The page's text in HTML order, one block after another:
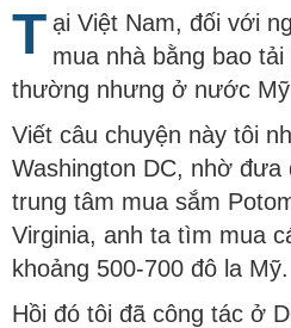
T ại Việt Nam, đối với
mua nhà bằng bao
thường nhưng ở nước
Viết câu chuyện này tôi
Washington DC, nhờ đưa
trung tâm mua sắm
Virginia, anh ta tìm mua
khoảng 500-700 đô la Mỹ.
Hồi đó tôi đã công tác ở